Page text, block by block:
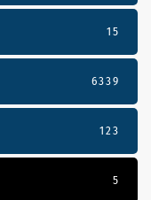
15
6339
123
5